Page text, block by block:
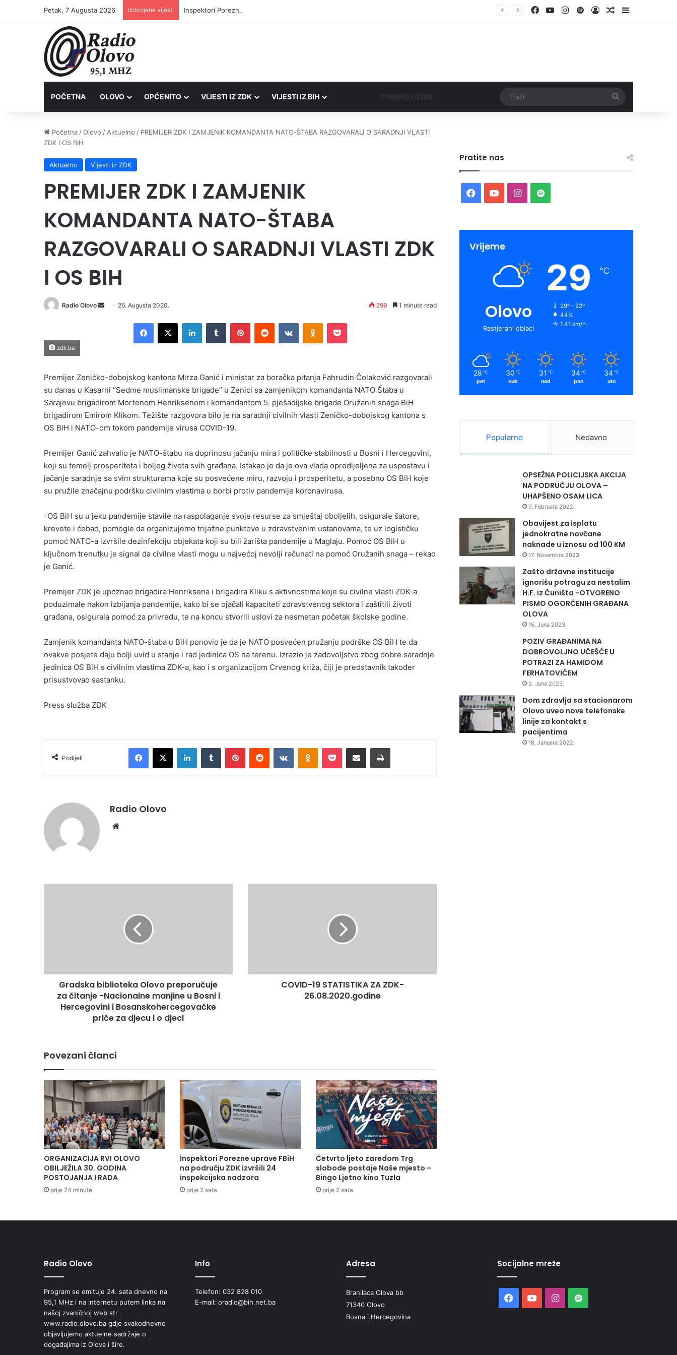
Petak, 7 Augusta 2026 Izdvojene vijesti Inspektori Porezne uprave FBiH na području ZDK izvršili 24 inspekcijska nadzora Facebook
YouTubeInstagram
SpotifyLog InRandom Article
Sidebar
POČETNA OLOVO OPĆENITO VIJESTI IZ ZDK VIJESTI IZ BIH
Početna /Olovo / Aktuelno / PREMIJER ZDK I ZAMJENIK KOMANDANTA NATO-ŠTABA RAZGOVARALI O SARADNJI VLASTI
ZDK I OS BIH
Aktuelno Vijesti iz ZDK
PREMIJER ZDK I ZAMJENIK
KOMANDANTA NATO-ŠTABA
RAZGOVARALI O SARADNJI VLASTI ZDK
I OS BIH
Radio Olovo
Send 26. Augusta 2020. 299 1 minute read
Facebook
X LinkedInTumblr PinterestReddit VKontakteOdnoklassniki
Pocket
zdk.ba
Premijer Zeničko-dobojskog kantona Mirza Ganić i ministar za boračka pitanja Fahrudin Čolaković razgovarali
su danas u Kasarni “Sedme muslimanske brigade” u Zenici sa zamjenikom komandanta NATO Štaba u
Sarajevu brigadirom Mortenom Henriksenom i komandantom 5. pješadijske brigade Oružanih snaga BiH
brigadirom Emirom Klikom. Težište razgovora bilo je na saradnji civilnih vlasti Zeničko-dobojskog kantona s
OS BiH i NATO-om tokom pandemije virusa COVID-19.
Premijer Ganić zahvalio je NATO-štabu na doprinosu jačanju mira i političke stabilnosti u Bosni i Hercegovini,
koji su temelj prosperiteta i boljeg života svih građana. Istakao je da je ova vlada opredijeljena za uspostavu i
jačanje saradnje sa svim strukturama koje su posvećene miru, razvoju i prosperitetu, a posebno OS BiH koje
su pružile značajnu podršku civilnim vlastima u borbi protiv pandemije koronavirusa.
-OS BiH su u jeku pandemije stavile na raspolaganje svoje resurse za smještaj oboljelih, osigurale šatore,
krevete i ćebad, pomogle da organizujemo trijažne punktove u zdravstvenim ustanovama, te uz logističku
pomoć NATO-a izvršile dezinfekciju objekata koji su bili žarišta pandemije u Maglaju. Pomoć OS BiH u
ključnom trenutku je signal da civilne vlasti mogu u najvećoj nevolji računati na pomoć Oružanih snaga – rekao
je Ganić.
Premijer ZDK je upoznao brigadira Henriksena i brigadira Kliku s aktivnostima koje su civilne vlasti ZDK-a
poduzimale nakon izbijanja pandemije, kako bi se ojačali kapaciteti zdravstvenog sektora i zaštitili životi
građana, osigurala pomoć za privredu, te na koncu stvorili uslovi za nesmetan početak školske godine.
Zamjenik komandanta NATO-štaba u BiH ponovio je da je NATO posvećen pružanju podrške OS BiH te da
ovakve posjete daju bolji uvid u stanje i rad jedinica OS na terenu. Izrazio je zadovoljstvo zbog dobre saradnje
jedinica OS BiH s civilnim vlastima ZDK-a, kao i s organizacijom Crvenog križa, čiji je predstavnik također
prisustvovao sastanku.
Press služba ZDK
Podijeli
Facebook
X LinkedInTumblr PinterestReddit VKontakteOdnoklassniki
Pocket Podijeli putem Emaila Print
Radio Olovo
manjine
Bosni
za
djecu
i
o
djeci
Gradska biblioteka Olovo preporučuje
za čitanje -Nacionalne manjine u Bosni i
Hercegovini i Bosanskohercegovačke
priče za djecu i o djeci
COVID-19 STATISTIKA ZA ZDK-
26.08.2020.godine
Povezani članci
ORGANIZACIJA RVI OLOVO
OBILJEŽILA 30. GODINA
POSTOJANJA I RADA
prije 24 minute
Inspektori Porezne uprave FBiH
na području ZDK izvršili 24
inspekcijska nadzora
prije 2 sata
Četvrto ljeto zaredom Trg
slobode postaje Naše mjesto –
Bingo Ljetno kino Tuzla
prije 2 sata
Pratite nas
Facebook
YouTubeInstagram
Spotify
Vrijeme
Olovo
Rastjerani oblaci
29 ℃
29º - 22º
44%
1.41 km/h
28 ℃
pet
30 ℃
sub
31 ℃
ned
34 ℃
pon
34 ℃
uto
Popularno Nedavno
OPSEŽNA POLICIJSKA AKCIJA
NA PODRUČJU OLOVA –
UHAPŠENO OSAM LICA
9. Februara 2022.
Obavijest za isplatu
jednokratne novčane
naknade u iznosu od 100 KM
17. Novembra 2023.
Zašto državne institucije
ignorišu potragu za nestalim
H.F. iz Čuništa -OTVORENO
PISMO OGORČENIH GRAĐANA
OLOVA
15. Juna 2023.
POZIV GRAĐANIMA NA
DOBROVOLJNO UČEŠĆE U
POTRAZI ZA HAMIDOM
FERHATOVIĆEM
2. Juna 2023.
Dom zdravlja sa stacionarom
Olovo uveo nove telefonske
linije za kontakt s
pacijentima
18. Januara 2022.
Radio Olovo
Program se emituje 24. sata dnevno na
95,1 MHz i na internetu putem linka na
našoj zvaničnoj web str
www.radio.olovo.ba gdje svakodnevno
objavljujemo aktuelne sadržaje o
događajima iz Olova i šire.
Info
Telefon: 032 828 010
E-mail: oradio@bih.net.ba
Adresa
Branilaca Olova bb
71340 Olovo
Bosna i Hercegovina
Socijalne mreže
Facebook
YouTubeInstagram
Spotify